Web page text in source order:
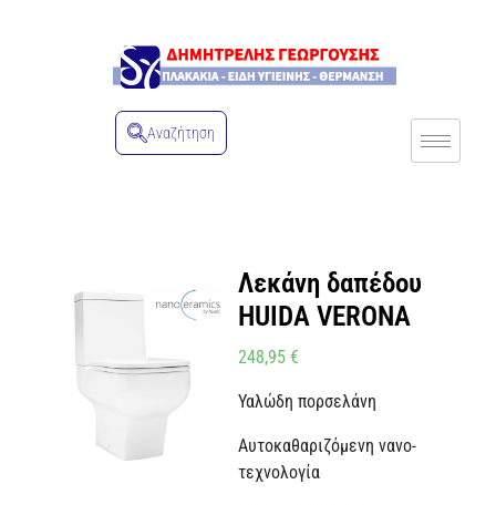
Αναζήτηση
Λεκάνη δαπέδου
HUIDA VERONA
248,95 €
Υαλώδη πορσελάνη
Αυτοκαθαριζόμενη νανο-
τεχνολογία